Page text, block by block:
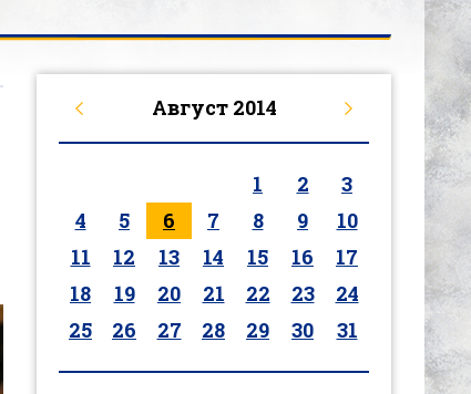
Август 2014
1 2
3
4
5 6 7 8 9
10
11
12 13 14 15 16
17
18
19 20 21 22 23
24
25
26 27 28 29 30 31